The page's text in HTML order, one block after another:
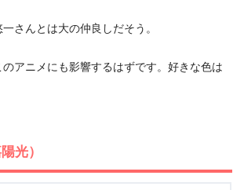
さんとは大の仲良しだそう。
アニメにも影響するはずです。好きな色は
光）